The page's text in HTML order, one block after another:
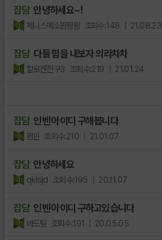
잡담 안녕하세요~!
제니스메소팜팜팜 조회수:148 | 21.08.23
잡담 다들 힘을 내보자 의라차차
할로겐전구3 조회수:219 | 21.01.24
잡담 인벤 아이디 구해봅니다
팜핀 조회수:210 | 21.01.07
잡담 안녕하세요
qklsjd 조회수:195 | 20.11.07
잡담 인벤 아이디 구하고있습니다
바드팀 조회수:191 | 20.05.05